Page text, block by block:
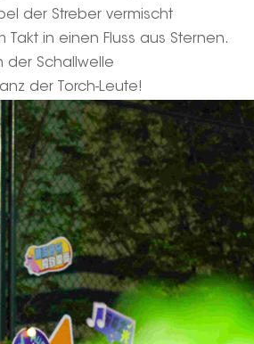
der Streber vermischt
in einen Fluss aus Sternen.
der Schallwelle
der Torch-Leute!